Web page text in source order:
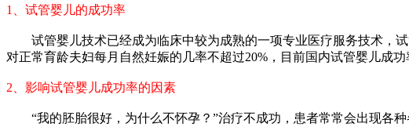
1、试管婴儿的成功率
试管婴儿技术已经成为临床中较为成熟的一项专业医疗服务技术，
对正常育龄夫妇每月自然妊娠的几率不超过20%，目前国内试管婴儿成
2、影响试管婴儿成功率的因素
“我的胚胎很好，为什么不怀孕？”治疗不成功，患者常常会出现各